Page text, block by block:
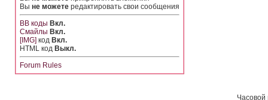
Вы не можете редактировать свои сообщения
BB коды Вкл.
Смайлы Вкл.
[IMG] код Вкл.
HTML код Выкл.
Forum Rules
Часовой